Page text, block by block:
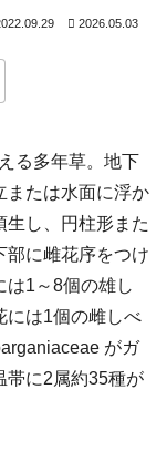
2026.05.03
る多年草。地下
または水面に浮か
生し、円柱形また
部に雌花序をつけ
は1～8個の雄し
には1個の雌しべ
がガ
帯に2属約35種が